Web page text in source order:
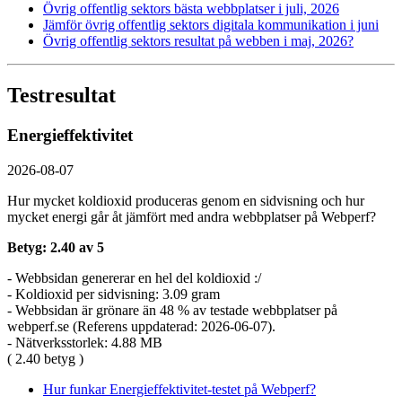
Övrig offentlig sektors bästa webbplatser i juli, 2026
Jämför övrig offentlig sektors digitala kommunikation i juni
Övrig offentlig sektors resultat på webben i maj, 2026?
Testresultat
Energieffektivitet
2026-08-07
Hur mycket koldioxid produceras genom en sidvisning och hur
mycket energi går åt jämfört med andra webbplatser på Webperf?
Betyg: 2.40 av 5
- Webbsidan genererar en hel del koldioxid :/
- Koldioxid per sidvisning: 3.09 gram
- Webbsidan är grönare än 48 % av testade webbplatser på
webperf.se (Referens uppdaterad: 2026-06-07).
- Nätverksstorlek: 4.88 MB
( 2.40 betyg )
Hur funkar Energieffektivitet-testet på Webperf?